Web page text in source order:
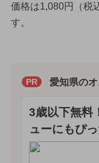
価格は1,080円（税
す。
PR 愛知県の
3歳以下無料
ューにもぴっ